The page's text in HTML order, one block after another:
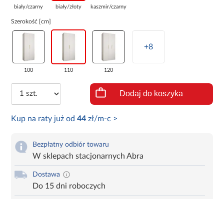
biały/czarny biały/złoty kaszmir/czarny
Szerokość [cm]
100 110 120
+8
Dodaj do koszyka
Kup na raty już od44 zł/m-c >
Bezpłatny odbiór towaru
W sklepach stacjonarnych Abra
Dostawa
Do 15 dni roboczych